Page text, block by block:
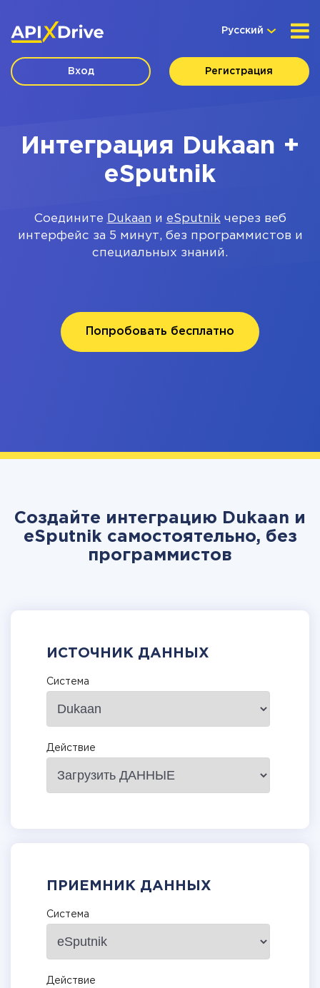
Русский
Вход Регистрация
Интеграция Dukaan +
eSputnik
Соедините Dukaan и eSputnikчерез веб
интерфейс за 5 минут, без программистов и
специальных знаний.
Попробовать бесплатно
Создайте интеграцию Dukaan и
eSputnik самостоятельно, без
программистов
ИСТОЧНИК ДАННЫХ
Система
Действие
ПРИЕМНИК ДАННЫХ
Система
Действие